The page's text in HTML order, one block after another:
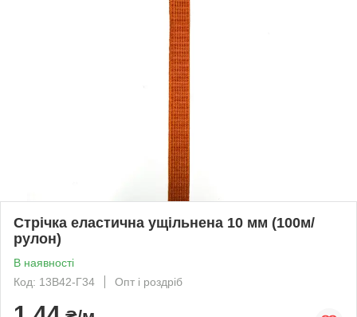
Стрічка еластична ущільнена 10 мм (100м/
рулон)
В наявності
Код: 13В42-Г34
Опт і роздріб